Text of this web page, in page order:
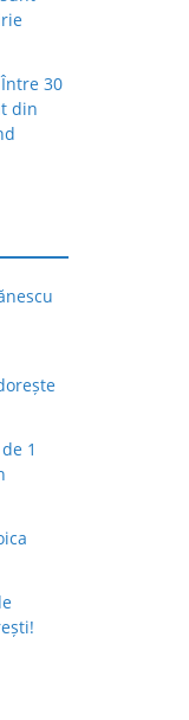
30
din
1